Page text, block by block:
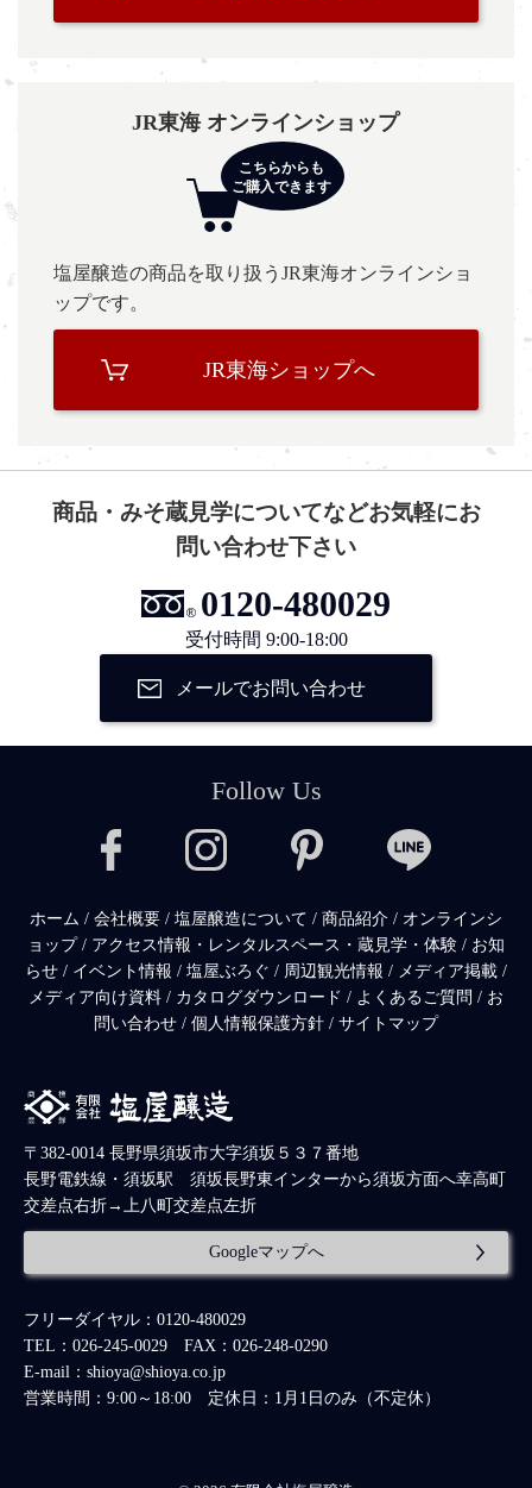
JR東海 オンラインショップ
塩屋醸造の商品を取り扱うJR東海オンラインショ
ップです。
JR東海ショップへ
商品・みそ蔵見学についてなどお気軽にお
問い合わせ下さい
0120-480029
受付時間 9:00-18:00
メールでお問い合わせ
Follow Us
ホーム / 会社概要 / 塩屋醸造について / 商品紹介 / オンラインシ
ョップ/ アクセス情報・レンタルスペース・蔵見学・体験 / お知
らせ / イベント情報 / 塩屋ぶろぐ / 周辺観光情報 / メディア掲載 /
メディア向け資料 / カタログダウンロード / よくあるご質問 / お
問い合わせ / 個人情報保護方針 / サイトマップ
〒382-0014 長野県須坂市大字須坂５３７番地
長野電鉄線・須坂駅 須坂長野東インターから須坂方面へ幸高町
交差点右折→上八町交差点左折
Googleマップへ
フリーダイヤル：0120-480029
TEL：026-245-0029 FAX：026-248-0290
E-mail：shioya@shioya.co.jp
営業時間：9:00～18:00 定休日：1月1日のみ（不定休）